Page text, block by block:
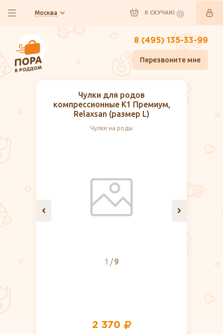
Москва Я СКУЧАЮ
8 (495) 135-33-99
Перезвоните мне
Чулки для родов
компрессионные K1 Премиум,
Relaxsan (размер L)
Чулки на роды
1 9
2 370